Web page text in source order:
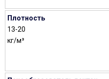
Плотность
13-20
кг/м³